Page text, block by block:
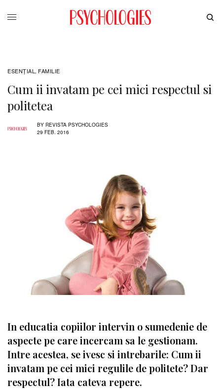
ESENȚIAL , FAMILIE
Cum ii invatam pe cei mici respectul si
politetea
BY REVISTA PSYCHOLOGIES
29 FEB. 2016
In educatia copiilor intervin o sumedenie de
aspecte pe care incercam sa le gestionam.
Intre acestea, se ivesc si intrebarile: Cum ii
invatam pe cei mici regulile de politete? Dar
respectul? Iata cateva repere.